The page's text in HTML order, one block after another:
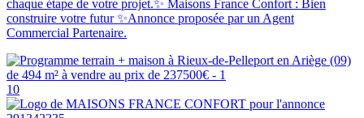
chaque étape de votre projet.✨ Maisons France Confort : Bien
construire votre futur ✨Annonce proposée par un Agent
Commercial Partenaire.
10